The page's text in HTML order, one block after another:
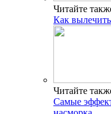
Читайте
Как
Читайте
Самые